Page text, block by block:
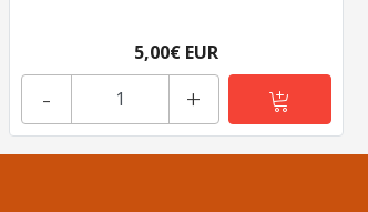
5,00€ EUR
+
-